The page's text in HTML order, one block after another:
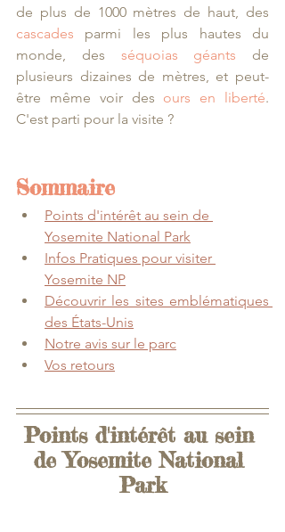
cascades parmi les plus hautes du
monde, des séquoias géants de
plusieurs dizaines de mètres, et peut-
être même voir des ours en liberté.
C'est parti pour la visite ?
Sommaire
Points d'intérêt au sein de
Yosemite National Park
Infos Pratiques pour visiter
Yosemite NP
Découvrir les sites emblématiques
des États-Unis
Notre avis sur le parc
Vos retours
Points d'intérêt au sein
de Yosemite National
Park